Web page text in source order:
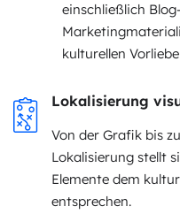
einschließlich
kulturellen
Lokalisierung
Von der Grafik bis
Lokalisierung stellt
Elemente dem
entsprechen.